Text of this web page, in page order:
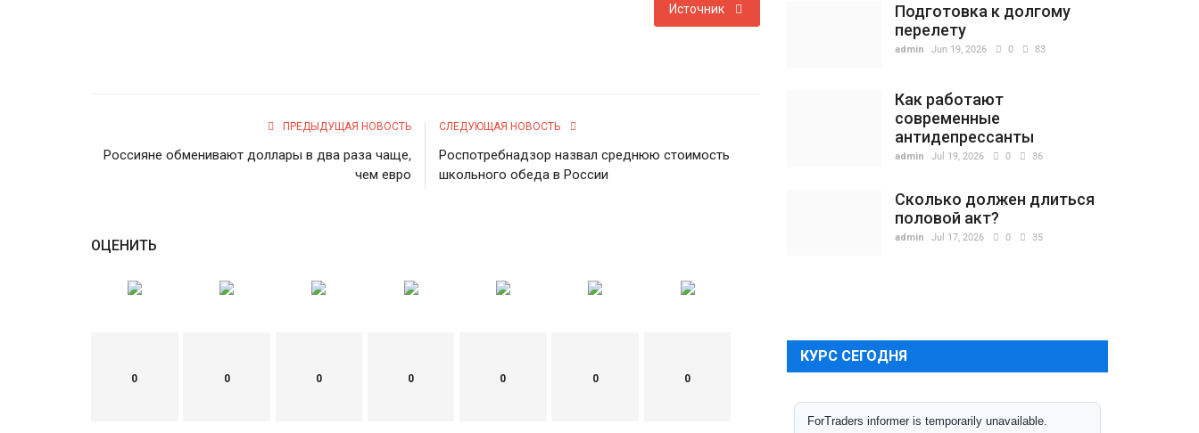
Источник
ПРЕДЫДУЩАЯ НОВОСТЬ
Россияне обменивают доллары в два раза чаще,
чем евро
СЛЕДУЮЩАЯ НОВОСТЬ
Роспотребнадзор назвал среднюю стоимость
школьного обеда в России
ОЦЕНИТЬ
0 0 0 0 0 0 0
Подготовка к долгому
перелету
admin Jun 19, 2026 0 83
Как работают
современные
антидепрессанты
admin Jul 19, 2026 0 36
Сколько должен длиться
половой акт?
admin Jul 17, 2026 0 35
КУРС СЕГОДНЯ